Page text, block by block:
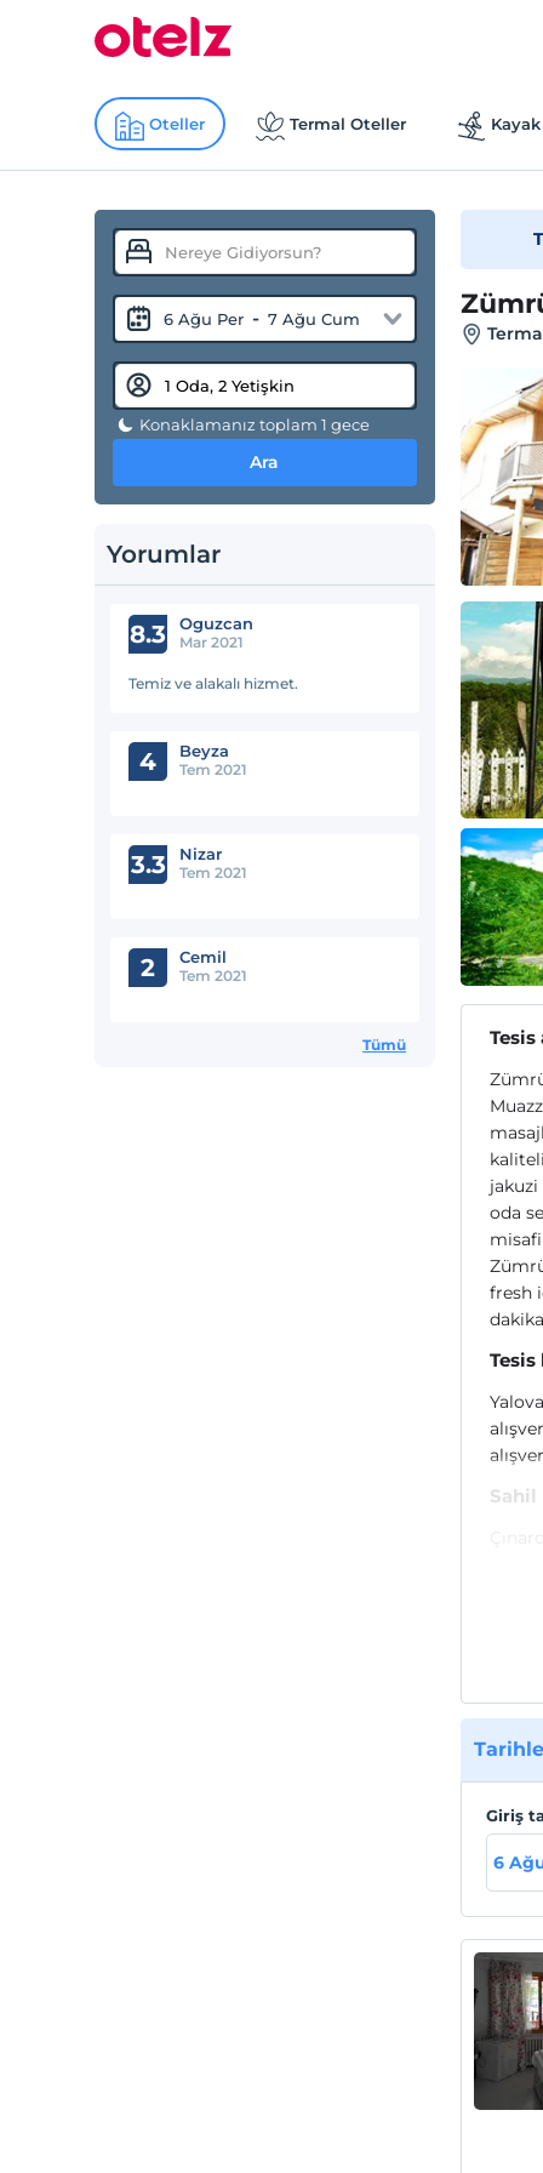
Oteller Termal Oteller
6 Ağu Per - 7 Ağu Cum
Konaklamanız toplam 1 gece
Ara
Yorumlar
8.3 Oguzcan
Mar 2021
Temiz ve alakalı hizmet.
4 Beyza
Tem 2021
3.3 Nizar
Tem 2021
2 Cemil
Tem 2021
Tümü Tesis
oda
fresh
Sahil
Giriş
6